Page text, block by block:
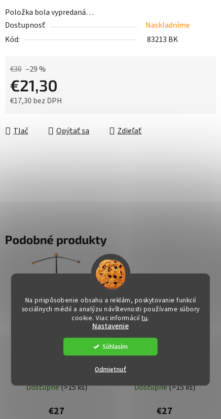
Na prispôsobenie obsahu a reklám, poskytovanie funkcií
sociálnych médií a analýzu návštevnosti používame súbory
cookie. Viac informáciítu.
Nastavenie
Odmietnuť
Súhlasím
Položka bola vypredaná…
Dostupnosť
Naskladníme
Kód:
83213 BK
€30 –29 %
€21,30
€17,30 bez DPH
Tlač
Opýtať sa Zdieľať
Podobné produkty
Dostupné(>15 ks)
€27
Dostupné(>15 ks)
€27